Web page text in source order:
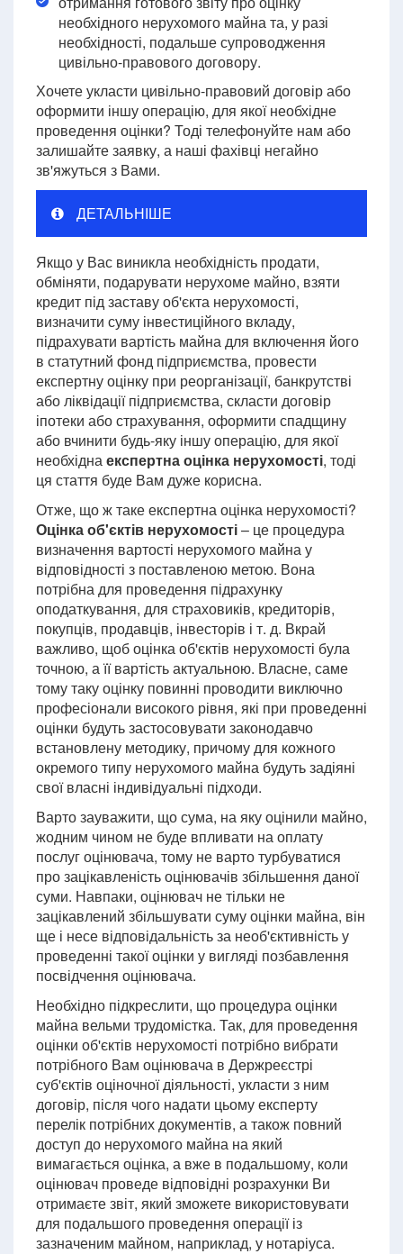
необхідного нерухомого майна та, у разі
необхідності, подальше супроводження
цивільно-правового договору.
Хочете укласти цивільно-правовий договір або
оформити іншу операцію, для якої необхідне
проведення оцінки? Тоді телефонуйте нам або
залишайте заявку, а наші фахівці негайно
зв'яжуться з Вами.
ДЕТАЛЬНІШЕ
Якщо у Вас виникла необхідність продати,
обміняти, подарувати нерухоме майно, взяти
кредит під заставу об'єкта нерухомості,
визначити суму інвестиційного вкладу,
підрахувати вартість майна для включення його
в статутний фонд підприємства, провести
експертну оцінку при реорганізації, банкрутстві
або ліквідації підприємства, скласти договір
іпотеки або страхування, оформити спадщину
або вчинити будь-яку іншу операцію, для якої
необхіднаекспертна оцінка нерухомості, тоді
ця стаття буде Вам дуже корисна.
Отже, що ж таке експертна оцінка нерухомості?
Оцінка об'єктів нерухомості– це процедура
визначення вартості нерухомого майна у
відповідності з поставленою метою. Вона
потрібна для проведення підрахунку
оподаткування, для страховиків, кредиторів,
покупців, продавців, інвесторів і т. д. Вкрай
важливо, щоб оцінка об'єктів нерухомості була
точною, а її вартість актуальною. Власне, саме
тому таку оцінку повинні проводити виключно
професіонали високого рівня, які при проведенні
оцінки будуть застосовувати законодавчо
встановлену методику, причому для кожного
окремого типу нерухомого майна будуть задіяні
свої власні індивідуальні підходи.
Варто зауважити, що сума, на яку оцінили майно,
жодним чином не буде впливати на оплату
послуг оцінювача, тому не варто турбуватися
про зацікавленість оцінювачів збільшення даної
суми. Навпаки, оцінювач не тільки не
зацікавлений збільшувати суму оцінки майна, він
ще і несе відповідальність за необ'єктивність у
проведенні такої оцінки у вигляді позбавлення
посвідчення оцінювача.
Необхідно підкреслити, що процедура оцінки
майна вельми трудомістка. Так, для проведення
оцінки об'єктів нерухомості потрібно вибрати
потрібного Вам оцінювача в Держреєстрі
суб'єктів оціночної діяльності, укласти з ним
договір, після чого надати цьому експерту
перелік потрібних документів, а також повний
доступ до нерухомого майна на який
вимагається оцінка, а вже в подальшому, коли
оцінювач проведе відповідні розрахунки Ви
отримаєте звіт, який зможете використовувати
для подальшого проведення операції із
зазначеним майном, наприклад, у нотаріуса.